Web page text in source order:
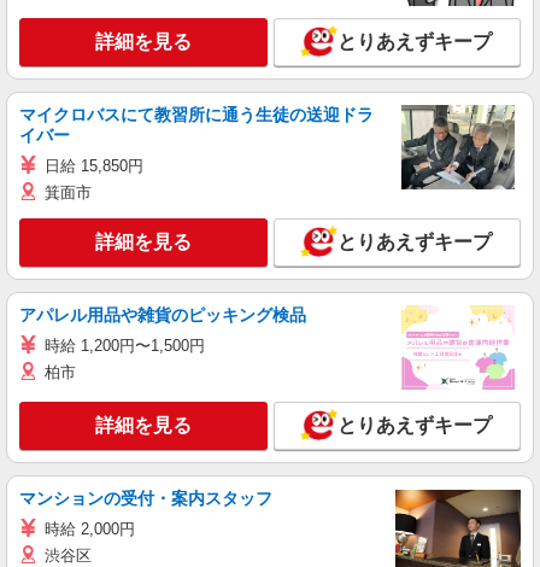
詳細を見る とりあえずキープ
マイクロバスにて教習所に通う生徒の送迎ドラ
イバー
日給 15,850円
箕面市
詳細を見る とりあえずキープ
アパレル用品や雑貨のピッキング検品
時給 1,200円〜1,500円
柏市
詳細を見る とりあえずキープ
マンションの受付・案内スタッフ
時給 2,000円
渋谷区